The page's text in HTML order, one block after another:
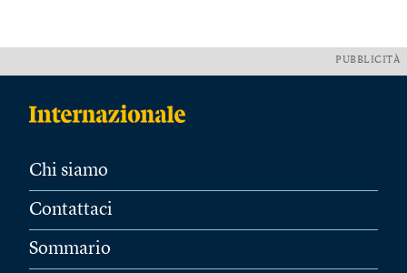
PUBBLICITÀ
Chi siamo
Contattaci
Sommario